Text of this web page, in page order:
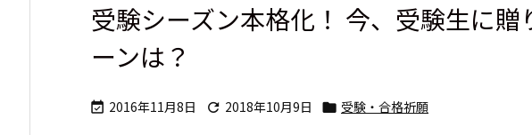
受験シーズン本格化！ 今、受験生に贈
ーンは？
 2016年11月8日  2018年10月9日  受験・合格祈願